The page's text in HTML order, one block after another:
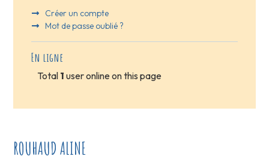
Créer un compte
Mot de passe oublié ?
En ligne
Total 1 user online on this page
ROUHAUD ALINE